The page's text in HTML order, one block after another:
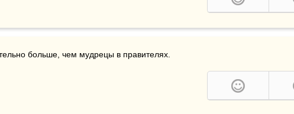
больше, чем мудрецы в правителях.